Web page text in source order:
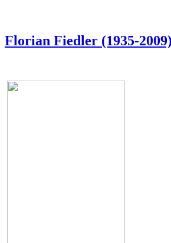
Florian Fiedler (1935-2009)